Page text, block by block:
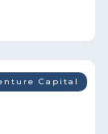
Capital